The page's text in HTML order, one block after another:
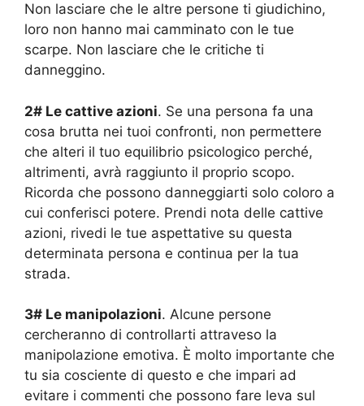
Non lasciare che le altre persone ti giudichino,
loro non hanno mai camminato con le tue
scarpe. Non lasciare che le critiche ti
danneggino.
2# Le cattive azioni. Se una persona fa una
cosa brutta nei tuoi confronti, non permettere
che alteri il tuo equilibrio psicologico perché,
altrimenti, avrà raggiunto il proprio scopo.
Ricorda che possono danneggiarti solo coloro a
cui conferisci potere. Prendi nota delle cattive
azioni, rivedi le tue aspettative su questa
determinata persona e continua per la tua
strada.
3# Le manipolazioni. Alcune persone
cercheranno di controllarti attraveso la
manipolazione emotiva. È molto importante che
tu sia cosciente di questo e che impari ad
evitare i commenti che possono fare leva sul